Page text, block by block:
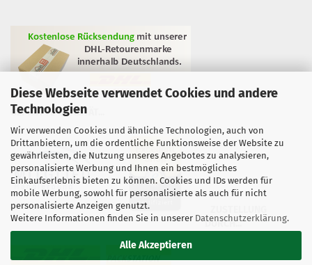
Diese Webseite verwendet Cookies und andere
Technologien
Wir verwenden Cookies und ähnliche Technologien, auch von
Drittanbietern, um die ordentliche Funktionsweise der Website zu
gewährleisten, die Nutzung unseres Angebotes zu analysieren,
personalisierte Werbung und Ihnen ein bestmögliches
Einkaufserlebnis bieten zu können. Cookies und IDs werden für
mobile Werbung, sowohl für personalisierte als auch für nicht
personalisierte Anzeigen genutzt.
Weitere Informationen finden Sie in unserer Datenschutzerklärung.
Alle Akzeptieren
GEPRÜFTE QUALITÄT...
DURCH...